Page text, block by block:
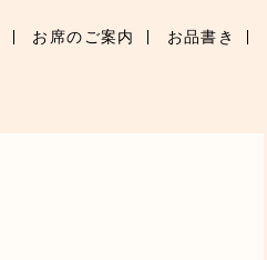
お席のご案内 お品書き